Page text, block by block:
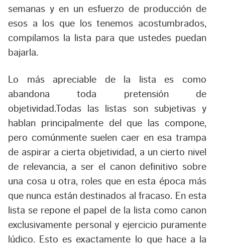
semanas y en un esfuerzo de producción de
esos a los que los tenemos acostumbrados,
compilamos la lista para que ustedes puedan
bajarla.
Lo más apreciable de la lista es como
abandona toda pretensión de
objetividad.Todas las listas son subjetivas y
hablan principalmente del que las compone,
pero comúnmente suelen caer en esa trampa
de aspirar a cierta objetividad, a un cierto nivel
de relevancia, a ser el canon definitivo sobre
una cosa u otra, roles que en esta época más
que nunca están destinados al fracaso. En esta
lista se repone el papel de la lista como canon
exclusivamente personal y ejercicio puramente
lúdico. Esto es exactamente lo que hace a la